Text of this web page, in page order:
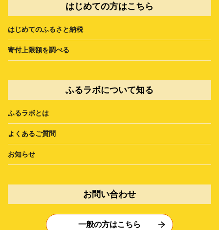
はじめての方はこちら
はじめてのふるさと納税
寄付上限額を調べる
ふるラボについて知る
ふるラボとは
よくあるご質問
お知らせ
お問い合わせ
一般の方はこちら